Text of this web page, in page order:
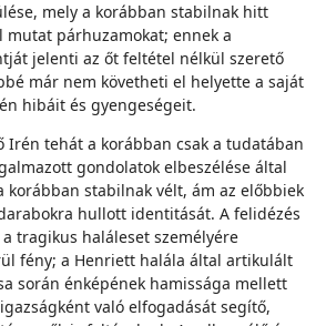
mely a korábban stabilnak hitt
párhuzamokat; ennek a
jelenti az őt feltétel nélkül szerető
már nem követheti el helyette a saját
hibáit és gyengeségeit.
Irén tehát a korábban csak a tudatában
gondolatok elbeszélése által
korábban stabilnak vélt, ám az előbbiek
hullott identitását. A felidézés
tragikus haláleset személyére
fény; a Henriett halála által artikulált
során énképének hamissága mellett
való elfogadását segítő,